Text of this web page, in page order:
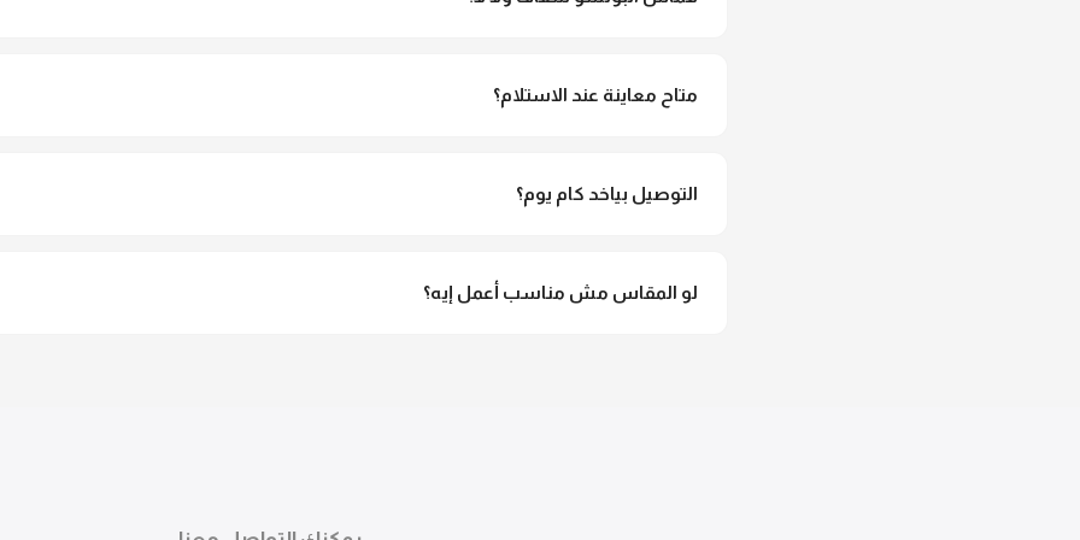
متاح معاينة عند الاستلام؟
التوصيل بياخد كام يوم؟
لو المقاس مش مناسب أعمل إيه؟